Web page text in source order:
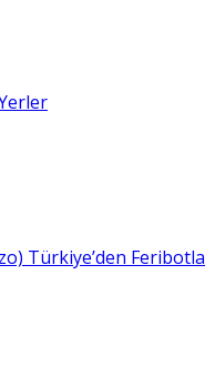
Türkiye’den Feribotla